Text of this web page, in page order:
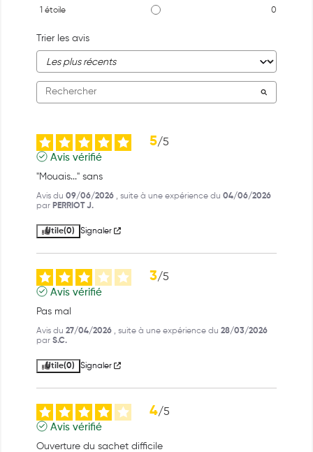
1 étoile 0
Trier les avis
5/5
Avis vérifié
"Mouais..." sans
Avis du 09/06/2026 , suite à une expérience du 04/06/2026
par PERRIOT J.
Utile(0) Signaler
3/5
Avis vérifié
Pas mal
Avis du 27/04/2026 , suite à une expérience du 28/03/2026
par S.C.
Utile(0) Signaler
4/5
Avis vérifié
Ouverture du sachet difficile